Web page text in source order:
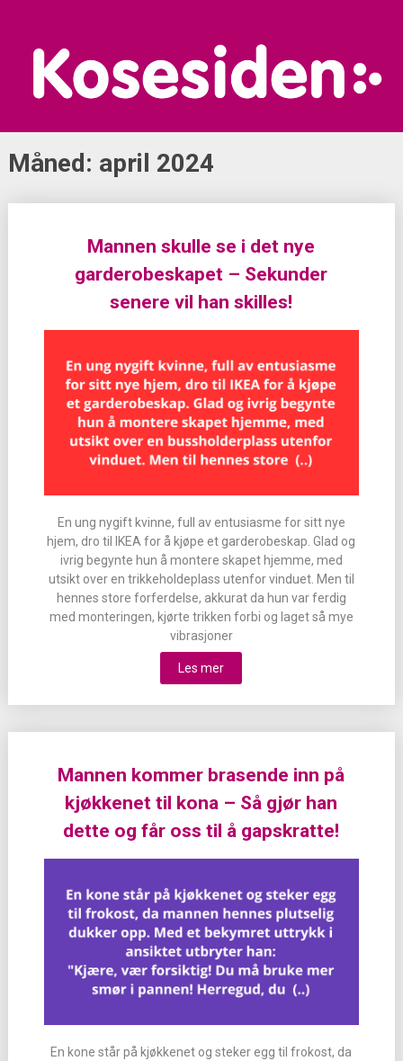
content
Måned: april 2024
Mannen skulle se i det nye
garderobeskapet – Sekunder
senere vil han skilles!
En ung nygift kvinne, full av entusiasme for sitt nye
hjem, dro til IKEA for å kjøpe et garderobeskap. Glad og
ivrig begynte hun å montere skapet hjemme, med
utsikt over en trikkeholdeplass utenfor vinduet. Men til
hennes store forferdelse, akkurat da hun var ferdig
med monteringen, kjørte trikken forbi og laget så mye
vibrasjoner
Les mer
Mannen kommer brasende inn på
kjøkkenet til kona – Så gjør han
dette og får oss til å gapskratte!
En kone står på kjøkkenet og steker egg til frokost, da
navigation